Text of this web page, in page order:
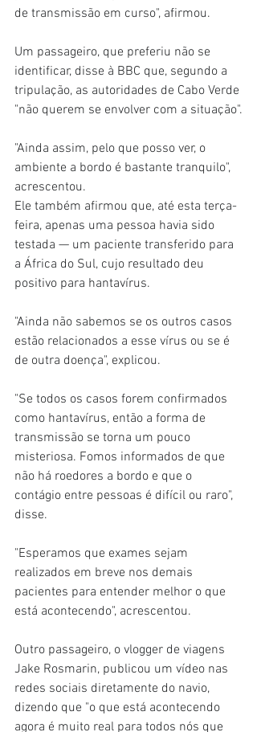
de transmissão em curso", afirmou.
Um passageiro, que preferiu não se
identificar, disse à BBC que, segundo a
tripulação, as autoridades de Cabo Verde
"não querem se envolver com a situação".
"Ainda assim, pelo que posso ver, o
ambiente a bordo é bastante tranquilo",
acrescentou.
Ele também afirmou que, até esta terça-
feira, apenas uma pessoa havia sido
testada — um paciente transferido para
a África do Sul, cujo resultado deu
positivo para hantavírus.
"Ainda não sabemos se os outros casos
estão relacionados a esse vírus ou se é
de outra doença", explicou.
"Se todos os casos forem confirmados
como hantavírus, então a forma de
transmissão se torna um pouco
misteriosa. Fomos informados de que
não há roedores a bordo e que o
contágio entre pessoas é difícil ou raro",
disse.
"Esperamos que exames sejam
realizados em breve nos demais
pacientes para entender melhor o que
está acontecendo", acrescentou.
Outro passageiro, o vlogger de viagens
Jake Rosmarin, publicou um vídeo nas
redes sociais diretamente do navio,
dizendo que "o que está acontecendo
agora é muito real para todos nós que